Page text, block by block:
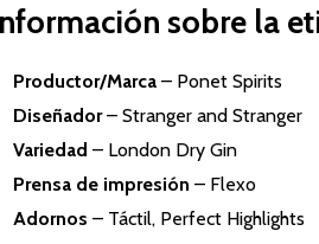
sobre la
Productor/Marca – Ponet Spirits
Diseñador– Stranger and Stranger
Variedad – London Dry Gin
Prensa de impresión – Flexo
Adornos – Táctil, Perfect Highlights